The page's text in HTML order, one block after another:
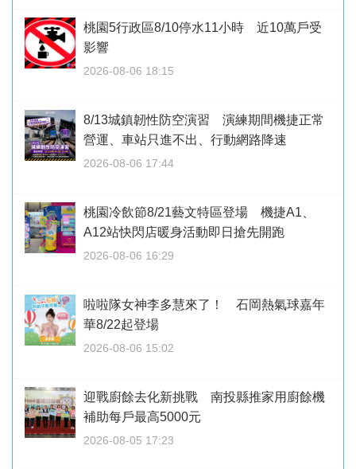
桃園5行政區8/10停水11小時 近10萬戶受
影響
2026-08-06 18:15
8/13城鎮韌性防空演習 演練期間機捷正常
營運、車站只進不出、行動網路降速
2026-08-06 17:44
桃園冷飲節8/21藝文特區登場 機捷A1、
A12站快閃店暖身活動即日搶先開跑
2026-08-06 16:29
啦啦隊女神李多慧來了！ 石岡熱氣球嘉年
華8/22起登場
2026-08-06 15:02
迎戰廚餘去化新挑戰 南投縣推家用廚餘機
補助每戶最高5000元
2026-08-05 17:23